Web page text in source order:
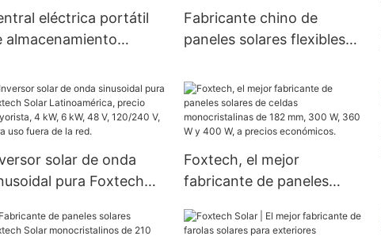
80 W y 100 W
eléctrica portátil
almacenamiento
1000 W y 1500 W
Fabricante chino de
paneles solares flexibles
sistemas de balcón
Foxtech
solar de onda
pura Foxtech
mayorista, 4 kW, 6
Foxtech, el mejor
fabricante de paneles
monocristalinas de 182